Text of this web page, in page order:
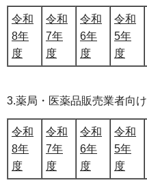
令和
8年
度
令和
7年
度
令和
6年
度
令和
5年
度
3.薬局・医薬品販売業者向け
令和
8年
度
令和
7年
度
令和
6年
度
令和
5年
度